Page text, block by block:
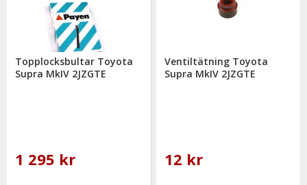
Topplocksbultar Toyota
Supra MkIV 2JZGTE
1 295 kr
Ventiltätning Toyota
Supra MkIV 2JZGTE
12 kr